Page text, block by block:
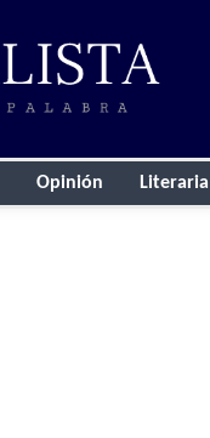
Opinión Literaria